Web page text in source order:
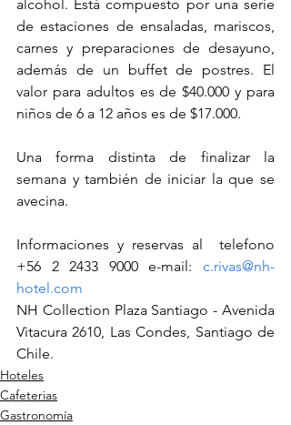
alcohol. Está compuesto por una serie
de estaciones de ensaladas, mariscos,
carnes y preparaciones de desayuno,
además de un buffet de postres. El
valor para adultos es de $40.000 y para
niños de 6 a 12 años es de $17.000.
Una forma distinta de finalizar la
semana y también de iniciar la que se
avecina.
Informaciones y reservas al  telefono
+56 2 2433 9000 e-mail: c.rivas@nh-
hotel.com
NH Collection Plaza Santiago - Avenida
Vitacura 2610, Las Condes, Santiago de
Chile.
Hoteles
Cafeterias
Gastronomía